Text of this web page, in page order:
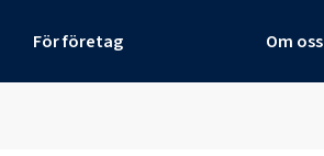
För företag Om oss